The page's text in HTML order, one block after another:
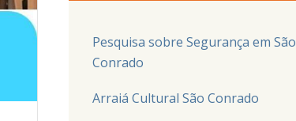
Pesquisa sobre Segurança em São
Conrado
Arraiá Cultural São Conrado